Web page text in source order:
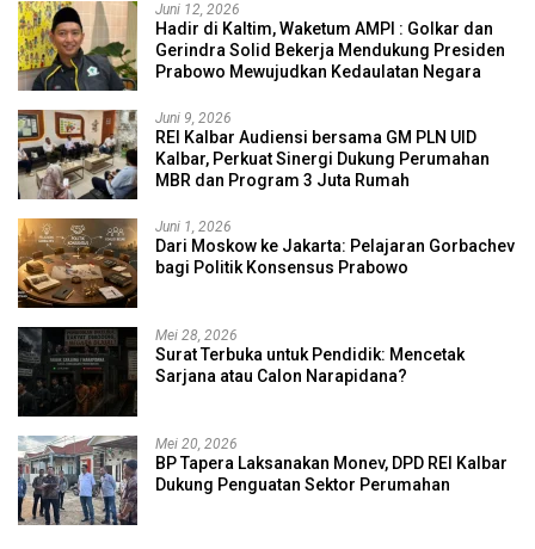
Juni 12, 2026
Hadir di Kaltim, Waketum AMPI : Golkar dan
Gerindra Solid Bekerja Mendukung Presiden
Prabowo Mewujudkan Kedaulatan Negara
Juni 9, 2026
REI Kalbar Audiensi bersama GM PLN UID
Kalbar, Perkuat Sinergi Dukung Perumahan
MBR dan Program 3 Juta Rumah
Juni 1, 2026
Dari Moskow ke Jakarta: Pelajaran Gorbachev
bagi Politik Konsensus Prabowo
Mei 28, 2026
Surat Terbuka untuk Pendidik: Mencetak
Sarjana atau Calon Narapidana?
Mei 20, 2026
BP Tapera Laksanakan Monev, DPD REI Kalbar
Dukung Penguatan Sektor Perumahan